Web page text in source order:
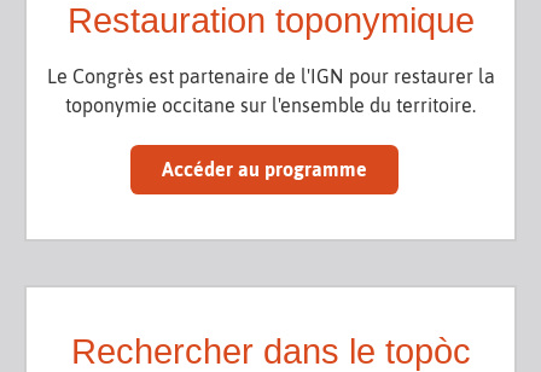
Restauration toponymique
Le Congrès est partenaire de l'IGN pour restaurer la
toponymie occitane sur l'ensemble du territoire.
Accéder au programme
Rechercher dans le topòc